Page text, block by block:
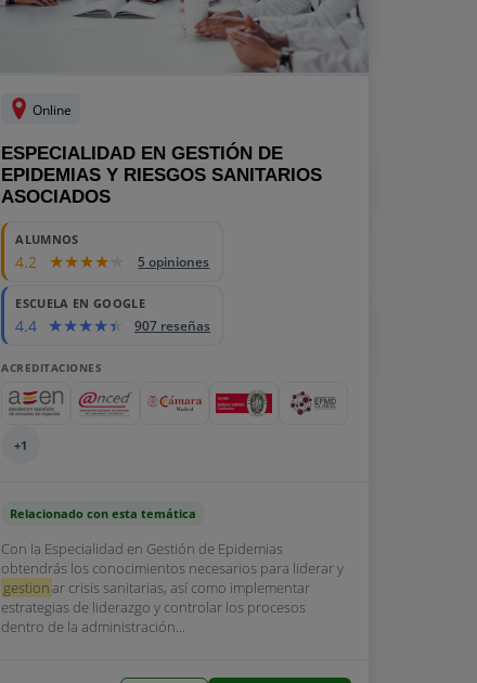
Online
ESPECIALIDAD EN GESTIÓN DE
EPIDEMIAS Y RIESGOS SANITARIOS
ASOCIADOS
ALUMNOS
4.2 5 opiniones
ESCUELA EN GOOGLE
4.4 907 reseñas
ACREDITACIONES
+1
Relacionado con esta temática
Con la Especialidad en Gestión de Epidemias
obtendrás los conocimientos necesarios para liderar y
gestionar crisis sanitarias, así como implementar
estrategias de liderazgo y controlar los procesos
dentro de la administración...